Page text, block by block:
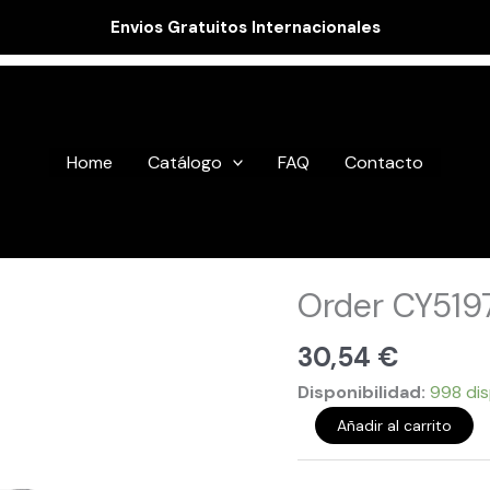
Envios Gratuitos Internacionales
Home Catálogo FAQ Contacto
Order
30,54 €
Disponibilidad: 998
CY51977
cantidad
Añadir al carrito